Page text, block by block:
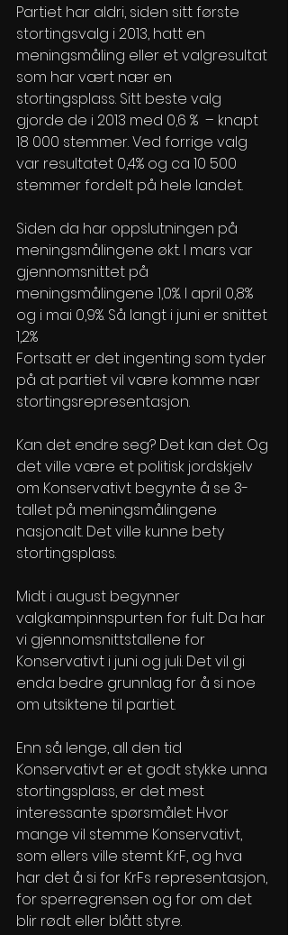
Partiet har aldri, siden sitt første
stortingsvalg i 2013, hatt en
meningsmåling eller et valgresultat
som har vært nær en
stortingsplass. Sitt beste valg
gjorde de i 2013 med 0,6 %  – knapt
18 000 stemmer. Ved forrige valg
var resultatet 0,4% og ca 10 500
stemmer fordelt på hele landet.
Siden da har oppslutningen på
meningsmålingene økt. I mars var
gjennomsnittet på
meningsmålingene 1,0%. I april 0,8%
og i mai 0,9%. Så langt i juni er snittet
1,2%
Fortsatt er det ingenting som tyder
på at partiet vil være komme nær
stortingsrepresentasjon.
Kan det endre seg? Det kan det. Og
det ville være et politisk jordskjelv
om Konservativt begynte å se 3-
tallet på meningsmålingene
nasjonalt. Det ville kunne bety
stortingsplass.
Midt i august begynner
valgkampinnspurten for fult. Da har
vi gjennomsnittstallene for
Konservativt i juni og juli. Det vil gi
enda bedre grunnlag for å si noe
om utsiktene til partiet.
Enn så lenge, all den tid
Konservativt er et godt stykke unna
stortingsplass, er det mest
interessante spørsmålet: Hvor
mange vil stemme Konservativt,
som ellers ville stemt KrF, og hva
har det å si for KrFs representasjon,
for sperregrensen og for om det
blir rødt eller blått styre.